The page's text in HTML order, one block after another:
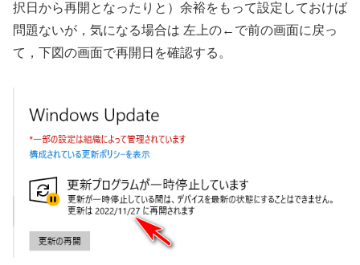
択日から再開となったりと）余裕をもって設定しておけば
問題ないが，気になる場合は 左上の←で前の画面に戻っ
て，下図の画面で再開日を確認する。